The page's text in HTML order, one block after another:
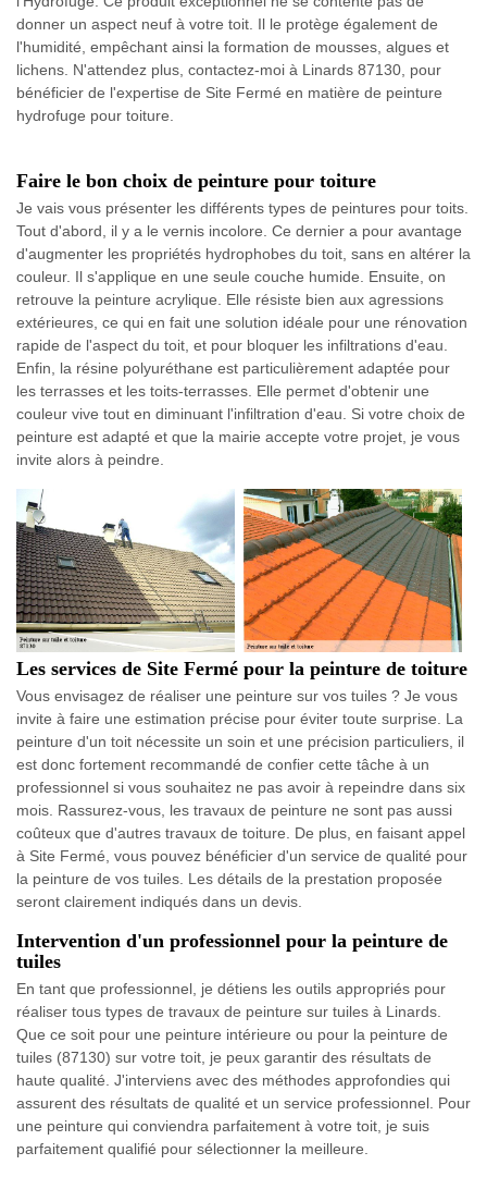
donner un aspect neuf à votre toit. Il le protège également de
l'humidité, empêchant ainsi la formation de mousses, algues et
lichens. N'attendez plus, contactez-moi à Linards 87130, pour
bénéficier de l'expertise de Site Fermé en matière de peinture
hydrofuge pour toiture.
Faire le bon choix de peinture pour toiture
Je vais vous présenter les différents types de peintures pour toits.
Tout d'abord, il y a le vernis incolore. Ce dernier a pour avantage
d'augmenter les propriétés hydrophobes du toit, sans en altérer la
couleur. Il s'applique en une seule couche humide. Ensuite, on
retrouve la peinture acrylique. Elle résiste bien aux agressions
extérieures, ce qui en fait une solution idéale pour une rénovation
rapide de l'aspect du toit, et pour bloquer les infiltrations d'eau.
Enfin, la résine polyuréthane est particulièrement adaptée pour
les terrasses et les toits-terrasses. Elle permet d'obtenir une
couleur vive tout en diminuant l'infiltration d'eau. Si votre choix de
peinture est adapté et que la mairie accepte votre projet, je vous
invite alors à peindre.
Les services de Site Fermé pour la peinture de toiture
Vous envisagez de réaliser une peinture sur vos tuiles ? Je vous
invite à faire une estimation précise pour éviter toute surprise. La
peinture d'un toit nécessite un soin et une précision particuliers, il
est donc fortement recommandé de confier cette tâche à un
professionnel si vous souhaitez ne pas avoir à repeindre dans six
mois. Rassurez-vous, les travaux de peinture ne sont pas aussi
coûteux que d'autres travaux de toiture. De plus, en faisant appel
à Site Fermé, vous pouvez bénéficier d'un service de qualité pour
la peinture de vos tuiles. Les détails de la prestation proposée
seront clairement indiqués dans un devis.
Intervention d'un professionnel pour la peinture de
tuiles
En tant que professionnel, je détiens les outils appropriés pour
réaliser tous types de travaux de peinture sur tuiles à Linards.
Que ce soit pour une peinture intérieure ou pour la peinture de
tuiles (87130) sur votre toit, je peux garantir des résultats de
haute qualité. J'interviens avec des méthodes approfondies qui
assurent des résultats de qualité et un service professionnel. Pour
une peinture qui conviendra parfaitement à votre toit, je suis
parfaitement qualifié pour sélectionner la meilleure.